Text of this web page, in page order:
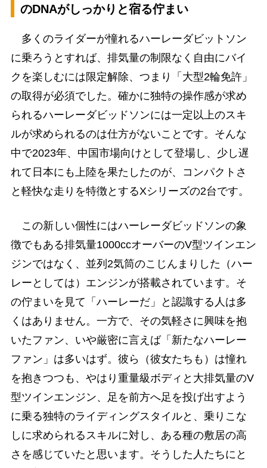
のDNAがしっかりと宿る佇まい
多くのライダーが憧れるハーレーダビットソン
に乗ろうとすれば、排気量の制限なく自由にバイ
クを楽しむには限定解除、つまり「大型2輪免許」
の取得が必須でした。確かに独特の操作感が求め
られるハーレーダビッドソンには一定以上のスキ
ルが求められるのは仕方がないことです。そんな
中で2023年、中国市場向けとして登場し、少し遅
れて日本にも上陸を果たしたのが、コンパクトさ
と軽快な走りを特徴とするXシリーズの2台です。
この新しい個性にはハーレーダビッドソンの象
徴でもある排気量1000ccオーバーのV型ツインエン
ジンではなく、並列2気筒のこじんまりした（ハー
レーとしては）エンジンが搭載されています。そ
の佇まいを見て「ハーレーだ」と認識する人は多
くはありません。一方で、その気軽さに興味を抱
いたファン、いや厳密に言えば「新たなハーレー
ファン」は多いはず。彼ら（彼女たちも）は憧れ
を抱きつつも、やはり重量級ボディと大排気量のV
型ツインエンジン、足を前方へ足を投げ出すよう
に乗る独特のライディングスタイルと、乗りこな
しに求められるスキルに対し、ある種の敷居の高
さを感じていたと思います。そうした人たちにと